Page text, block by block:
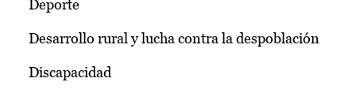
Deporte
Desarrollo rural y lucha contra la despoblación
Discapacidad